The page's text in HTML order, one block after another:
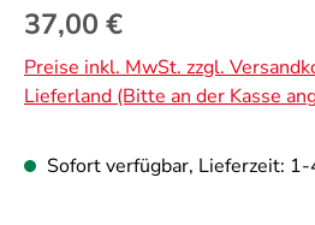
Regulärer Preis:
37,00 €
Preise inkl. MwSt. zzgl.
Lieferland (Bitte an der Kasse
Sofort verfügbar, Lieferzeit: 1-